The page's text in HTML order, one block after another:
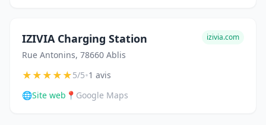
IZIVIA Charging Station
Rue Antonins, 78660 Ablis
izivia.com
★★★★★5/5•1 avis
🌐Site web 📍 Google Maps